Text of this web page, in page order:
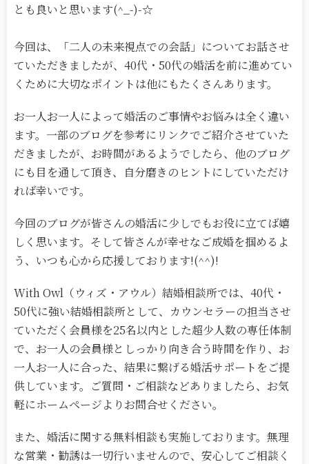
とも良いと思います(^_-)-☆
今回は、「二人の未来視点での会話」についてお話させ
ていただきましたが、40代・50代の婚活を前に進めてい
くために大切なポイントは他にもたくさんあります。
お一人お一人によって婚活のご事情やお悩みは全く違い
ます。一部のブログを参考にリンクでご紹介させていた
だきましたが、お時間があるようでしたら、他のブログ
にも目を通して頂き、自分磨きのヒントにしていただけ
れば幸いです。
今回のブログが皆さんの婚活に少しでもお役に立てば嬉
しく思います。そして皆さんが幸せなご成婚を掴めるよ
う、いつも心から応援しております!(^^)!
With Owl（ウィズ・アウル）結婚相談所では、40代・
50代に強い結婚相談所として、カウンセラーの担当させ
ていただく会員様を25名以内とした超少人数の専任体制
で、お一人の会員様としっかり向き合う時間を作り、お
一人お一人に合った、結果に繋げる婚活サポートをご提
供しています。ご質問・ご相談などありましたら、お気
軽にホームページよりお問合せください。
また、婚活に関する無料相談も実施しております。無理
な営業・勧誘は一切行いませんので、安心してご相談く